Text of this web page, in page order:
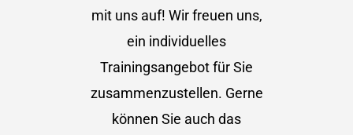
mit uns auf! Wir freuen uns,
ein individuelles
Trainingsangebot für Sie
zusammenzustellen. Gerne
können Sie auch das